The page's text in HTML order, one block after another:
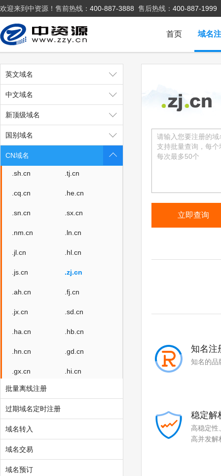
欢迎来到中资源！售前热线： 400-887-3888 售后热线： 400-887-1999
域名
首页
英文域名
中文域名
新顶级域名
国别域名
CN域名
.cn
.net.cn
.ac.cn
.sh.cn .tj.cn
.cq.cn .he.cn
.sn.cn .sx.cn
.nm.cn .ln.cn
.jl.cn .hl.cn
.js.cn .zj.cn
.ah.cn .fj.cn
.jx.cn .sd.cn
.ha.cn .hb.cn
.hn.cn .gd.cn
.gx.cn .hi.cn
.sc.cn
.yn.cn
.qh.cn
.xj.cn
.hk.cn
批量离线注册
过期域名定时注册
域名转入
域名交易
域名预订
知名注
知名的品
稳定解
高稳定性
高并发解